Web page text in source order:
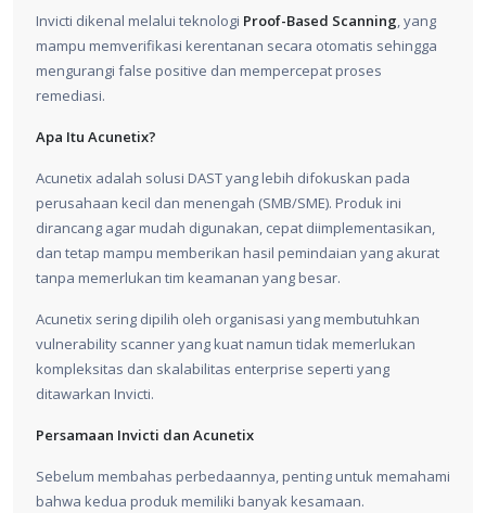
Invicti dikenal melalui teknologi Proof-Based Scanning, yang
mampu memverifikasi kerentanan secara otomatis sehingga
mengurangi false positive dan mempercepat proses
remediasi.
Apa Itu Acunetix?
Acunetix adalah solusi DAST yang lebih difokuskan pada
perusahaan kecil dan menengah (SMB/SME). Produk ini
dirancang agar mudah digunakan, cepat diimplementasikan,
dan tetap mampu memberikan hasil pemindaian yang akurat
tanpa memerlukan tim keamanan yang besar.
Acunetix sering dipilih oleh organisasi yang membutuhkan
vulnerability scanner yang kuat namun tidak memerlukan
kompleksitas dan skalabilitas enterprise seperti yang
ditawarkan Invicti.
Persamaan Invicti dan Acunetix
Sebelum membahas perbedaannya, penting untuk memahami
bahwa kedua produk memiliki banyak kesamaan.